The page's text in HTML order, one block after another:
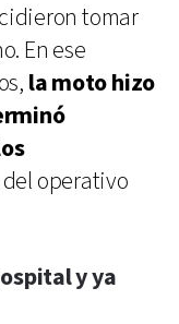
tomar
En ese
la moto hizo
operativo
y ya